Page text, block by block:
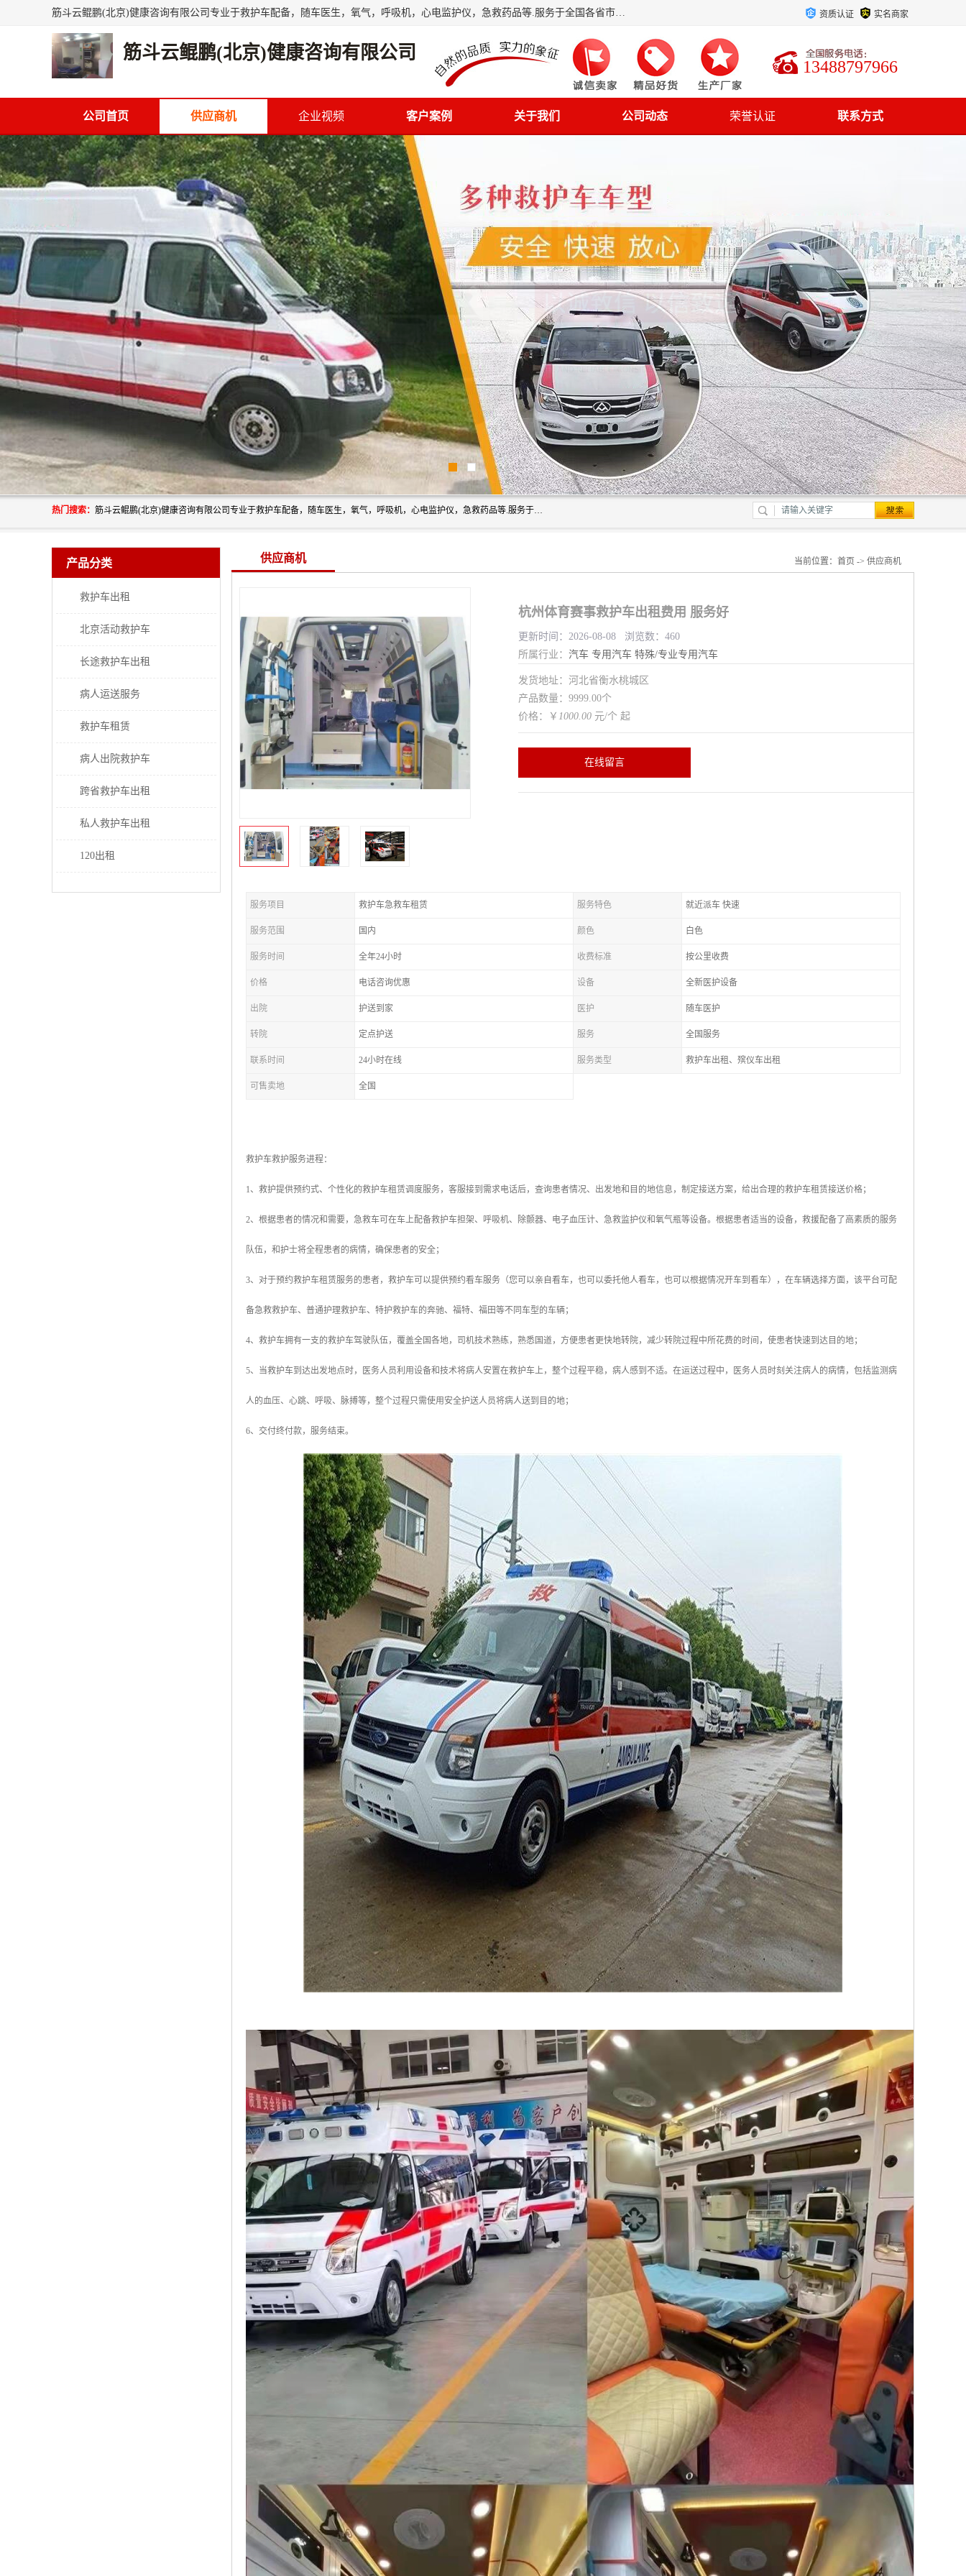
筋斗云鲲鹏(北京)健康咨询有限公司专业于救护车配备，随车医生，氧气，呼吸机，心电监护仪，急救药品等.服务于全国各省市之间伤病员和病愈者及家属的往返接送，及其他需要救护车特需服务的各项业务；承接各种会议、比赛、影视拍摄等所需的救护车服务；承接跨各省市救护*、救护车送病人到机场和火车站等各个指定区域。 资质认证 实名商家
筋斗云鲲鹏(北京)健康咨询有限公司
13488797966
公司首页 供应商机 企业视频 客户案例 关于我们 公司动态 荣誉认证 联系方式
热门搜索： 筋斗云鲲鹏(北京)健康咨询有限公司专业于救护车配备，随车医生，氧气，呼吸机，心电监护仪，急救药品等.服务于全国各省市之间伤病员和病愈者及家属的往返接送，及其他需要救护车特需服务的各项业务；承接各种会议、比赛、影视拍摄等所需的救护车服务；承接跨各省市救护*、救护车送病人到机场和火车站等各个指定区域。
产品分类
救护车出租
北京活动救护车
长途救护车出租
病人运送服务
救护车租赁
病人出院救护车
跨省救护车出租
私人救护车出租
120出租
供应商机 当前位置： 首页 -> 供应商机
杭州体育赛事救护车出租费用 服务好
更新时间：2026-08-08 浏览数：460
所属行业： 汽车 专用汽车 特殊/专业专用汽车
发货地址：河北省衡水桃城区
产品数量：9999.00个
价格：￥ 1000.00 元/个 起
在线留言
服务项目 救护车急救车租赁 服务特色 就近派车 快速
服务范围 国内 颜色 白色
服务时间 全年24小时 收费标准 按公里收费
价格 电话咨询优惠 设备 全新医护设备
出院 护送到家 医护 随车医护
转院 定点护送 服务 全国服务
联系时间 24小时在线 服务类型 救护车出租、殡仪车出租
可售卖地 全国
救护车救护服务进程：
1、救护提供预约式、个性化的救护车租赁调度服务，客服接到需求电话后，查询患者情况、出发地和目的地信息，制定接送方案，给出合理的救护车租赁接送价格；
2、根据患者的情况和需要，急救车可在车上配备救护车担架、呼吸机、除颤器、电子血压计、急救监护仪和氧气瓶等设备。根据患者适当的设备，救援配备了高素质的服务
队伍，和护士将全程患者的病情，确保患者的安全；
3、对于预约救护车租赁服务的患者，救护车可以提供预约看车服务（您可以亲自看车，也可以委托他人看车，也可以根据情况开车到看车），在车辆选择方面，该平台可配
备急救救护车、普通护理救护车、特护救护车的奔驰、福特、福田等不同车型的车辆；
4、救护车拥有一支的救护车驾驶队伍，覆盖全国各地，司机技术熟练，熟悉国道，方便患者更快地转院，减少转院过程中所花费的时间，使患者快速到达目的地；
5、当救护车到达出发地点时，医务人员利用设备和技术将病人安置在救护车上，整个过程平稳，病人感到不适。在运送过程中，医务人员时刻关注病人的病情，包括监测病
人的血压、心跳、呼吸、脉搏等，整个过程只需使用安全护送人员将病人送到目的地；
6、交付终付款，服务结束。